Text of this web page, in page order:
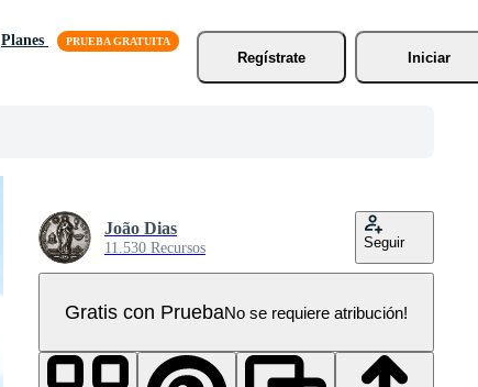
Planes
Regístrate
Iniciar
João Dias
11.530 Recursos Seguir
Gratis con PruebaNo se requiere atribución!